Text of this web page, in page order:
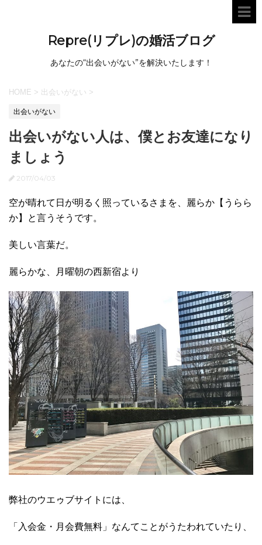
Repre(リプレ)の婚活ブログ
あなたの“出会いがない”を解決いたします！
HOME > 出会いがない >
出会いがない
出会いがない人は、僕とお友達になり
ましょう
2017/04/03
空が晴れて日が明るく照っているさまを、麗らか【うらら
か】と言うそうです。
美しい言葉だ。
麗らかな、月曜朝の西新宿より
弊社のウエゥブサイトには、
「入会金・月会費無料」なんてことがうたわれていたり、